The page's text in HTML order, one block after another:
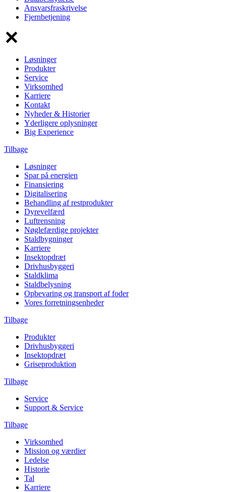
Ansvarsfraskrivelse
Fjernbetjening
Løsninger
Produkter
Service
Virksomhed
Karriere
Kontakt
Nyheder & Historier
Yderligere oplysninger
Big Experience
Tilbage
Løsninger
Spar på energien
Finansiering
Digitalisering
Behandling af restprodukter
Dyrevelfærd
Luftrensning
Nøglefærdige projekter
Staldbygninger
Karriere
Insektopdræt
Drivhusbyggeri
Staldklima
Staldbelysning
Opbevaring og transport af foder
Vores forretningsenheder
Tilbage
Produkter
Drivhusbyggeri
Insektopdræt
Griseproduktion
Tilbage
Service
Support & Service
Tilbage
Virksomhed
Mission og værdier
Ledelse
Historie
Tal
Karriere